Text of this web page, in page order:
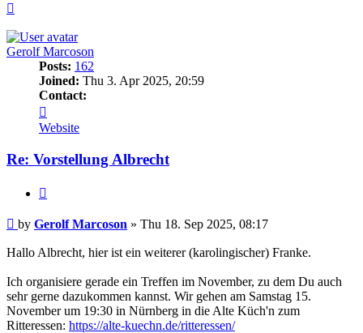
Gerolf Marcoson
Posts: 162
Joined: Thu 3. Apr 2025, 20:59
Contact:
Gerolf
Marcoson
Website
Re: Vorstellung Albrecht
Post
by Gerolf Marcoson » Thu 18. Sep 2025, 08:17
Hallo Albrecht, hier ist ein weiterer (karolingischer) Franke.
Ich organisiere gerade ein Treffen im November, zu dem Du auch
sehr gerne dazukommen kannst. Wir gehen am Samstag 15.
November um 19:30 in Nürnberg in die Alte Küch'n zum
Ritteressen: https://alte-kuechn.de/ritteressen/